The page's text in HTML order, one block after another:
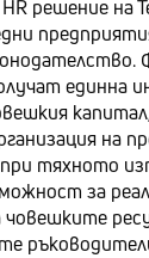
решение на
единна
на
тяхното
за
човешките